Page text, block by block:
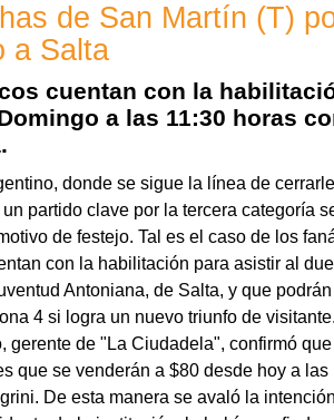
de San Martín (T)
a Salta
cuentan con la
a las 11:30 horas
donde se sigue la línea de
partido clave por la tercera categoría
de festejo. Tal es el caso de los
con la habilitación para asistir al
Antoniana, de Salta, y que
4 si logra un nuevo triunfo de
gerente de "La Ciudadela", confirmó
que se venderán a $80 desde hoy a
De esta manera se avaló la